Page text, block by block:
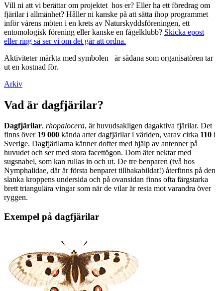
Vill ni att vi berättar om projektet hos er? Eller ha ett föredrag om
fjärilar i allmänhet? Håller ni kanske på att sätta ihop programmet
inför vårens möten i en krets av Naturskyddsföreningen, ett
entomologisk förening eller kanske en fågelklubb? Skicka epost
eller ring så ser vi om det går att ordna.
Aktiviteter märkta med symbolen
är sådana som organisatören tar
ut en kostnad för.
Arkiv
Vad är dagfjärilar?
Dagfjärilar, rhopalocera, är huvudsakligen dagaktiva fjärilar. Det
finns över 19 000 kända arter dagfjärilar i världen, varav cirka 110 i
Sverige. Dagfjärilarna känner dofter med hjälp av antenner på
huvudet och ser med stora facettögon. Dom äter nektar med
sugsnabel, som kan rullas in och ut. De tre benparen (två hos
Nymphalidae, där är första benparet tillbakabildat!) återfinns på den
slanka kroppens undersida och på ovansidan finns ofta färgstarka
brett triangulära vingar som när de vilar är resta mot varandra över
ryggen.
Exempel på dagfjärilar